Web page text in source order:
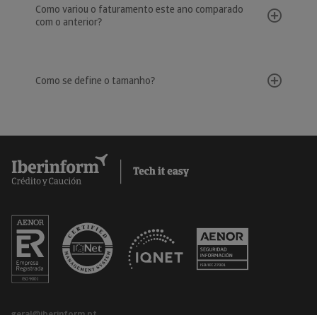
Como variou o faturamento este ano comparado
com o anterior?
Como se define o tamanho?